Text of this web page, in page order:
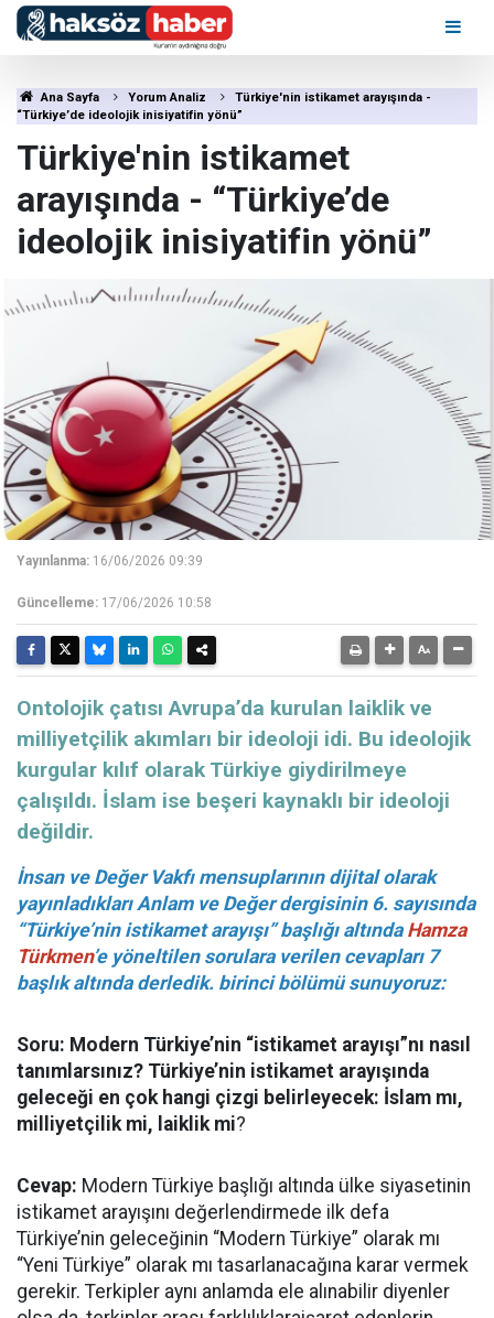
Ana Sayfa Yorum Analiz
Türkiye'nin istikamet arayışında -
“Türkiye’de ideolojik inisiyatifin yönü”
Türkiye'nin istikamet
arayışında - “Türkiye’de
ideolojik inisiyatifin yönü”
Yayınlanma: 16/06/2026 09:39
Güncelleme: 17/06/2026 10:58
Ontolojik çatısı Avrupa’da kurulan laiklik ve
milliyetçilik akımları bir ideoloji idi. Bu ideolojik
kurgular kılıf olarak Türkiye giydirilmeye
çalışıldı. İslam ise beşeri kaynaklı bir ideoloji
değildir.
İnsan ve Değer Vakfı mensuplarının dijital olarak
yayınladıkları Anlam ve Değer dergisinin 6. sayısında
“Türkiye’nin istikamet arayışı” başlığı altında Hamza
Türkmen’e yöneltilen sorulara verilen cevapları 7
başlık altında derledik. birinci bölümü sunuyoruz:
Soru: Modern Türkiye’nin “istikamet arayışı”nı nasıl
tanımlarsınız? Türkiye’nin istikamet arayışında
geleceği en çok hangi çizgi belirleyecek: İslam mı,
milliyetçilik mi, laiklik mi?
Cevap: Modern Türkiye başlığı altında ülke siyasetinin
istikamet arayışını değerlendirmede ilk defa
Türkiye’nin geleceğinin “Modern Türkiye” olarak mı
“Yeni Türkiye” olarak mı tasarlanacağına karar vermek
gerekir. Terkipler aynı anlamda ele alınabilir diyenler